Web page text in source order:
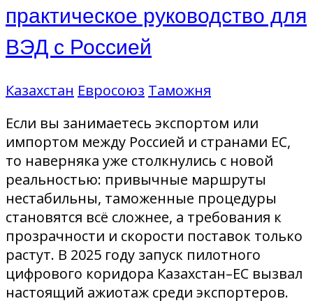
практическое руководство для
ВЭД с Россией
Казахстан Евросоюз Таможня
Если вы занимаетесь экспортом или
импортом между Россией и странами ЕС,
то наверняка уже столкнулись с новой
реальностью: привычные маршруты
нестабильны, таможенные процедуры
становятся всё сложнее, а требования к
прозрачности и скорости поставок только
растут. В 2025 году запуск пилотного
цифрового коридора Казахстан–ЕС вызвал
настоящий ажиотаж среди экспортеров.